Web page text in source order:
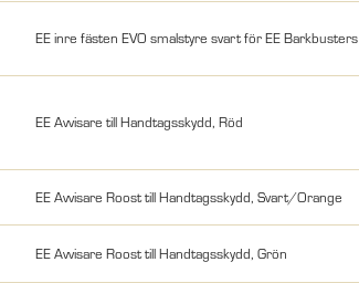
EE inre fästen EVO smalstyre svart för EE Barkbusters
EE Avvisare till Handtagsskydd, Röd
EE Avvisare Roost till Handtagsskydd, Svart/Orange
EE Avvisare Roost till Handtagsskydd, Grön